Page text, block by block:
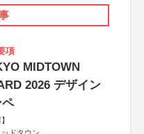
項
MIDTOWN
2026 デザイン
ペ